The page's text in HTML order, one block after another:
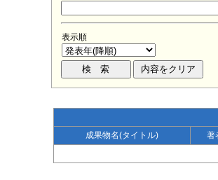
表示順
成果物名(タイトル)
著